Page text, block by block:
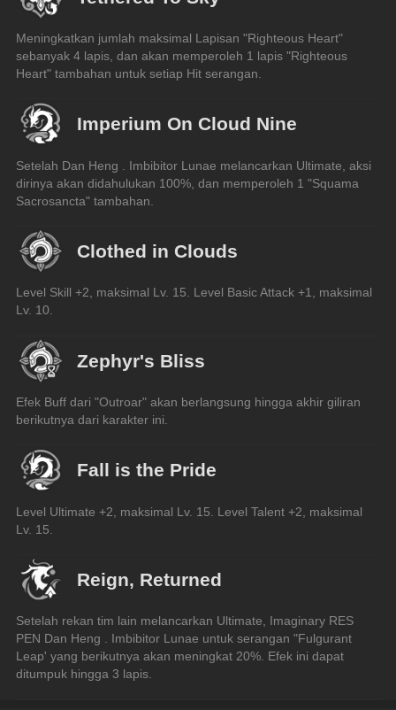
Meningkatkan jumlah maksimal Lapisan "Righteous Heart"
sebanyak 4 lapis, dan akan memperoleh 1 lapis "Righteous
Heart" tambahan untuk setiap Hit serangan.
Imperium On Cloud Nine
Setelah Dan Heng . Imbibitor Lunae melancarkan Ultimate, aksi
dirinya akan didahulukan 100%, dan memperoleh 1 "Squama
Sacrosancta" tambahan.
Clothed in Clouds
Level Skill +2, maksimal Lv. 15. Level Basic Attack +1, maksimal
Lv. 10.
Zephyr's Bliss
Efek Buff dari "Outroar" akan berlangsung hingga akhir giliran
berikutnya dari karakter ini.
Fall is the Pride
Level Ultimate +2, maksimal Lv. 15. Level Talent +2, maksimal
Lv. 15.
Reign, Returned
Setelah rekan tim lain melancarkan Ultimate, Imaginary RES
PEN Dan Heng . Imbibitor Lunae untuk serangan "Fulgurant
Leap' yang berikutnya akan meningkat 20%. Efek ini dapat
ditumpuk hingga 3 lapis.